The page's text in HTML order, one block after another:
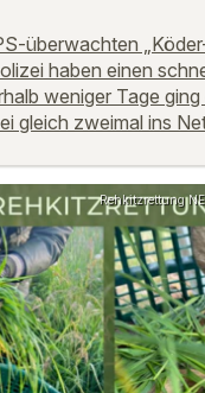
überwachten
haben einen
weniger Tage
gleich zweimal ins
Rehkitzrettung